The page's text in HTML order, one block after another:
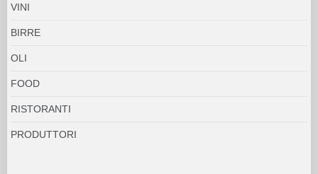
VINI
BIRRE
OLI
FOOD
RISTORANTI
PRODUTTORI